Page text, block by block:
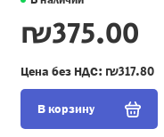
₪375.00
Цена без НДС: ₪317.80
В корзину